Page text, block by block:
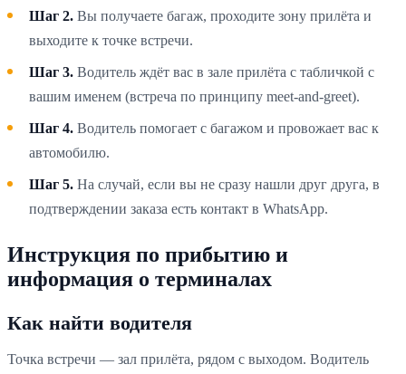
Шаг 2. Вы получаете багаж, проходите зону прилёта и
выходите к точке встречи.
Шаг 3. Водитель ждёт вас в зале прилёта с табличкой с
вашим именем (встреча по принципу meet-and-greet).
Шаг 4. Водитель помогает с багажом и провожает вас к
автомобилю.
Шаг 5. На случай, если вы не сразу нашли друг друга, в
подтверждении заказа есть контакт в WhatsApp.
Инструкция по прибытию и
информация о терминалах
Как найти водителя
Точка встречи — зал прилёта, рядом с выходом. Водитель